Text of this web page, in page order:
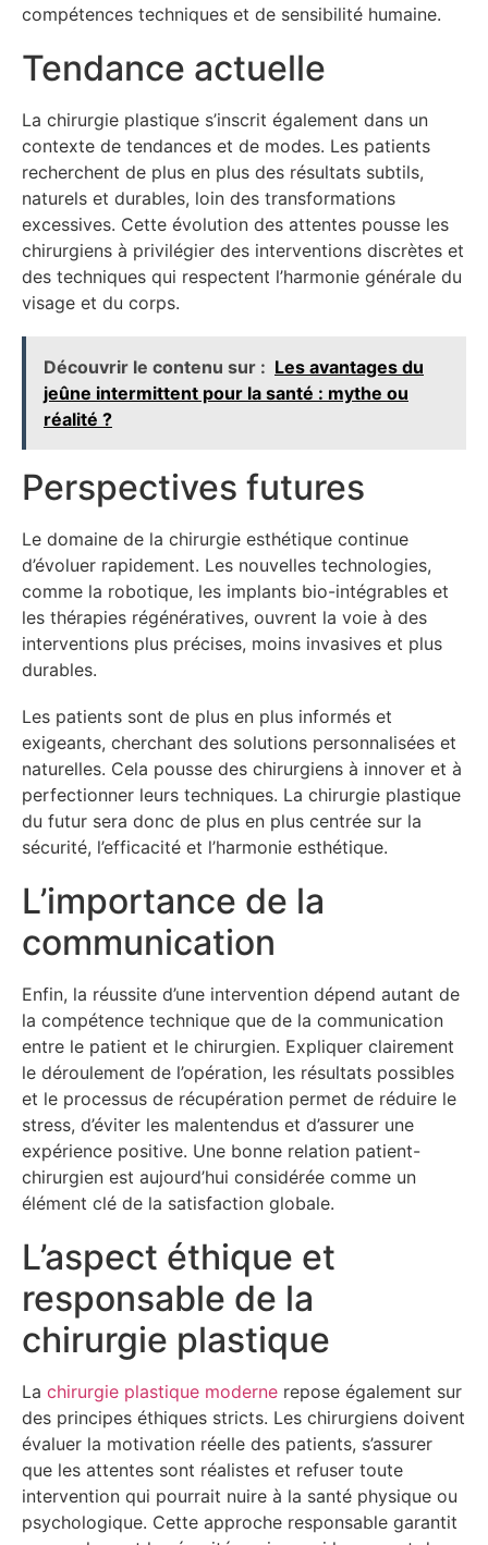
compétences techniques et de sensibilité humaine.
Tendance actuelle
La chirurgie plastique s’inscrit également dans un
contexte de tendances et de modes. Les patients
recherchent de plus en plus des résultats subtils,
naturels et durables, loin des transformations
excessives. Cette évolution des attentes pousse les
chirurgiens à privilégier des interventions discrètes et
des techniques qui respectent l’harmonie générale du
visage et du corps.
Découvrir le contenu sur : Les avantages du
jeûne intermittent pour la santé : mythe ou
réalité ?
Perspectives futures
Le domaine de la chirurgie esthétique continue
d’évoluer rapidement. Les nouvelles technologies,
comme la robotique, les implants bio-intégrables et
les thérapies régénératives, ouvrent la voie à des
interventions plus précises, moins invasives et plus
durables.
Les patients sont de plus en plus informés et
exigeants, cherchant des solutions personnalisées et
naturelles. Cela pousse des chirurgiens à innover et à
perfectionner leurs techniques. La chirurgie plastique
du futur sera donc de plus en plus centrée sur la
sécurité, l’efficacité et l’harmonie esthétique.
L’importance de la
communication
Enfin, la réussite d’une intervention dépend autant de
la compétence technique que de la communication
entre le patient et le chirurgien. Expliquer clairement
le déroulement de l’opération, les résultats possibles
et le processus de récupération permet de réduire le
stress, d’éviter les malentendus et d’assurer une
expérience positive. Une bonne relation patient-
chirurgien est aujourd’hui considérée comme un
élément clé de la satisfaction globale.
L’aspect éthique et
responsable de la
chirurgie plastique
La chirurgie plastique moderne repose également sur
des principes éthiques stricts. Les chirurgiens doivent
évaluer la motivation réelle des patients, s’assurer
que les attentes sont réalistes et refuser toute
intervention qui pourrait nuire à la santé physique ou
psychologique. Cette approche responsable garantit